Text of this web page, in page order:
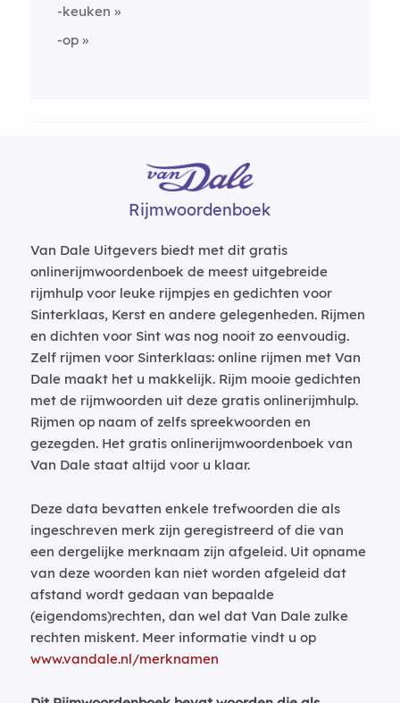
-keuken
-op
Rijmwoordenboek
Van Dale Uitgevers biedt met dit gratis
onlinerijmwoordenboek de meest uitgebreide
rijmhulp voor leuke rijmpjes en gedichten voor
Sinterklaas, Kerst en andere gelegenheden. Rijmen
en dichten voor Sint was nog nooit zo eenvoudig.
Zelf rijmen voor Sinterklaas: online rijmen met Van
Dale maakt het u makkelijk. Rijm mooie gedichten
met de rijmwoorden uit deze gratis onlinerijmhulp.
Rijmen op naam of zelfs spreekwoorden en
gezegden. Het gratis onlinerijmwoordenboek van
Van Dale staat altijd voor u klaar.
Deze data bevatten enkele trefwoorden die als
ingeschreven merk zijn geregistreerd of die van
een dergelijke merknaam zijn afgeleid. Uit opname
van deze woorden kan niet worden afgeleid dat
afstand wordt gedaan van bepaalde
(eigendoms)rechten, dan wel dat Van Dale zulke
rechten miskent. Meer informatie vindt u op
www.vandale.nl/merknamen